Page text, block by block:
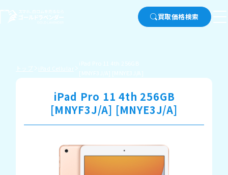
買取価格検索
トップ iPad Cellular
iPad Pro 11 4th 256GB
[MNYF3J/A] [MNYE3J/A]
iPad Pro 11 4th 256GB
[MNYF3J/A] [MNYE3J/A]